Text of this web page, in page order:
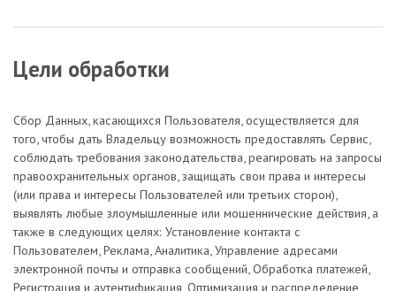
Цели обработки
Сбор Данных, касающихся Пользователя, осуществляется для
того, чтобы дать Владельцу возможность предоставлять Сервис,
соблюдать требования законодательства, реагировать на запросы
правоохранительных органов, защищать свои права и интересы
(или права и интересы Пользователей или третьих сторон),
выявлять любые злоумышленные или мошеннические действия, а
также в следующих целях: Установление контакта с
Пользователем, Реклама, Аналитика, Управление адресами
электронной почты и отправка сообщений, Обработка платежей,
Регистрация и аутентификация, Оптимизация и распределение